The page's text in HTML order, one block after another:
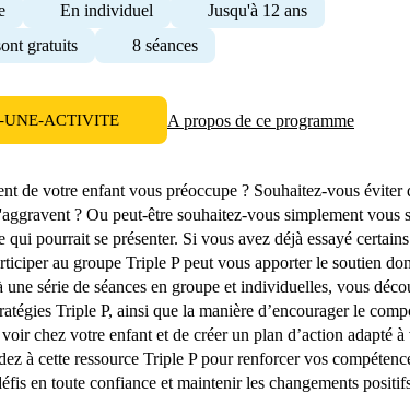
En individuel
Jusqu'à 12 ans
gratuits
8 séances
UNE-ACTIVITE A propos de ce programme
de votre enfant vous préoccupe ? Souhaitez-vous éviter
? Ou peut-être souhaitez-vous simplement vous
qui pourrait se présenter. Si vous avez déjà essayé
au groupe Triple P peut vous apporter le soutien
une série de séances en groupe et individuelles, vous
Triple P, ainsi que la manière d’encourager le
chez votre enfant et de créer un plan d’action adapté à
à cette ressource Triple P pour renforcer vos
en toute confiance et maintenir les changements